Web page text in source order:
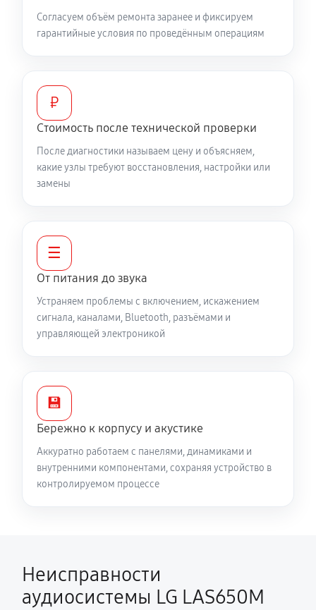
Согласуем объём ремонта заранее и фиксируем
гарантийные условия по проведённым операциям
₽
Стоимость после технической проверки
После диагностики называем цену и объясняем,
какие узлы требуют восстановления, настройки или
замены
☰
От питания до звука
Устраняем проблемы с включением, искажением
сигнала, каналами, Bluetooth, разъёмами и
управляющей электроникой
💾
Бережно к корпусу и акустике
Аккуратно работаем с панелями, динамиками и
внутренними компонентами, сохраняя устройство в
контролируемом процессе
Неисправности
аудиосистемы LG LAS650M